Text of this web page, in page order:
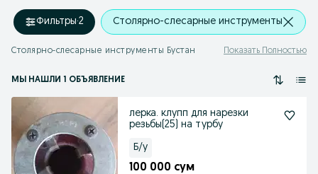
Фильтры·2 Столярно-слесарные инструменты
Столярно-слесарные инструменты Бустан Показать Полностью
МЫ НАШЛИ 1 ОБЪЯВЛЕНИЕ
лерка. клупп для нарезки
резьбы(25) на турбу
Б/у
100 000 сум